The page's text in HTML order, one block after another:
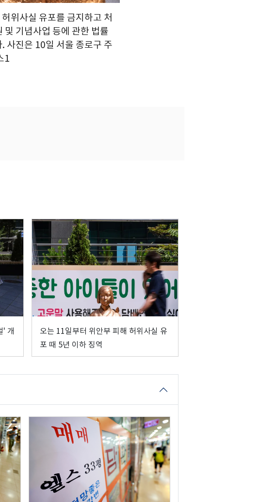
위사실 유포를 금지하고 처
기념사업 등에 관한 법률
사진은 10일 서울 종로구 주
1
' 개
오는 11일부터 위안부 피해 허위사실 유
포 때 5년 이하 징역